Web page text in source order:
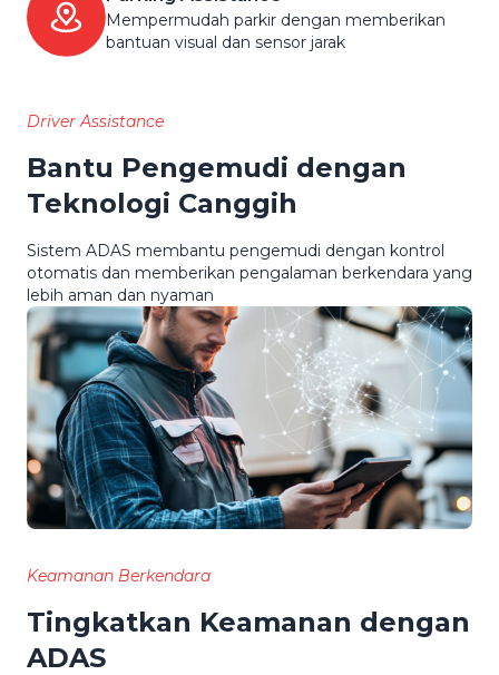
Driver Assistance
Bantu Pengemudi dengan
Teknologi Canggih
Sistem ADAS membantu pengemudi dengan kontrol
otomatis dan memberikan pengalaman berkendara yang
lebih aman dan nyaman
Mempermudah parkir dengan memberikan
bantuan visual dan sensor jarak
Keamanan Berkendara
Tingkatkan Keamanan dengan
ADAS